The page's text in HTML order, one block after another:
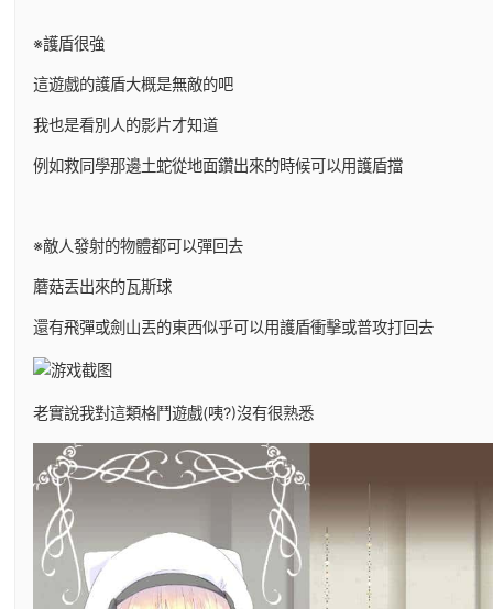
※護盾很強
這遊戲的護盾大概是無敵的吧
我也是看別人的影片才知道
例如救同學那邊土蛇從地面鑽出來的時候可以用護盾擋
※敵人發射的物體都可以彈回去
蘑菇丟出來的瓦斯球
還有飛彈或劍山丟的東西似乎可以用護盾衝擊或普攻打回去
老實說我對這類格鬥遊戲(咦?)沒有很熟悉